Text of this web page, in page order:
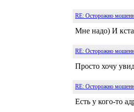
RE: Осторожно
Мне надо) И
RE: Осторожно
Просто хочу
RE: Осторожно
Есть у кого-то